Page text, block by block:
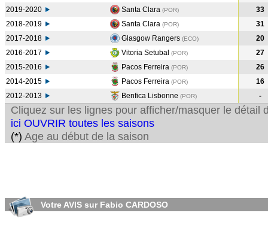
2019-2020
Santa Clara (POR)
33
2018-2019
Santa Clara (POR)
31
2017-2018
Glasgow Rangers (ECO)
20
2016-2017
Vitoria Setubal (POR)
27
2015-2016
Pacos Ferreira (POR)
26
2014-2015
Pacos Ferreira (POR)
16
2012-2013
Benfica Lisbonne (POR) -
Cliquez sur les lignes pour afficher/masquer le détail
ici OUVRIR toutes les saisons
(*) Age au début de la saison
Votre AVIS sur Fabio CARDOSO